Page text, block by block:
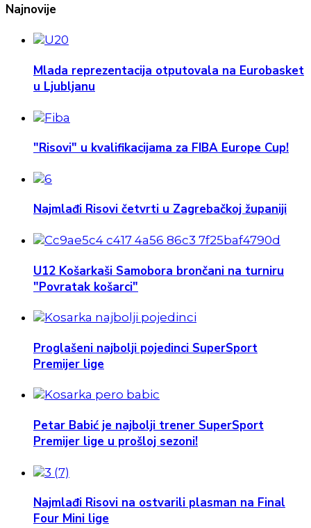
Najnovije
Mlada reprezentacija otputovala na Eurobasket
u Ljubljanu
"Risovi" u kvalifikacijama za FIBA Europe Cup!
Najmlađi Risovi četvrti u Zagrebačkoj županiji
U12 Košarkaši Samobora brončani na turniru
"Povratak košarci"
Proglašeni najbolji pojedinci SuperSport
Premijer lige
Petar Babić je najbolji trener SuperSport
Premijer lige u prošloj sezoni!
Najmlađi Risovi na ostvarili plasman na Final
Four Mini lige